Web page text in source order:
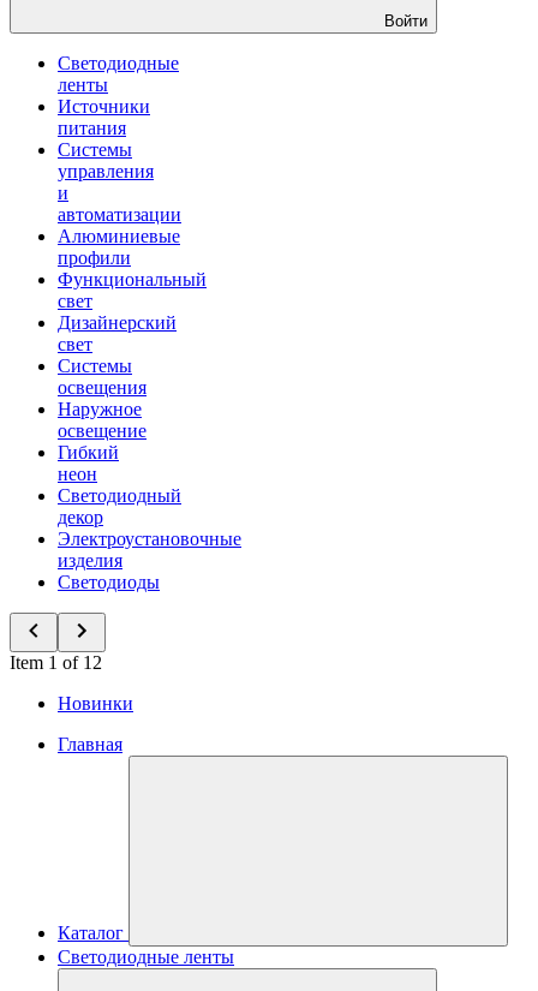
Войти
Светодиодные
ленты
Источники
питания
Системы
управления
и
автоматизации
Алюминиевые
профили
Функциональный
свет
Дизайнерский
свет
Системы
освещения
Наружное
освещение
Гибкий
неон
Светодиодный
декор
Электроустановочные
изделия
Светодиоды
Item 1 of 12
Новинки
Главная
Каталог
Светодиодные ленты